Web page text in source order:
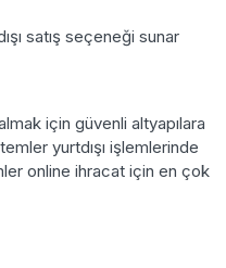
satış seçeneği sunar
için güvenli altyapılara
yurtdışı işlemlerinde
online ihracat için en çok